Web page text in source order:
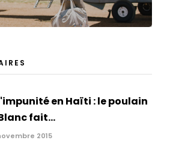
en Haïti : le poulain
fait...
2015